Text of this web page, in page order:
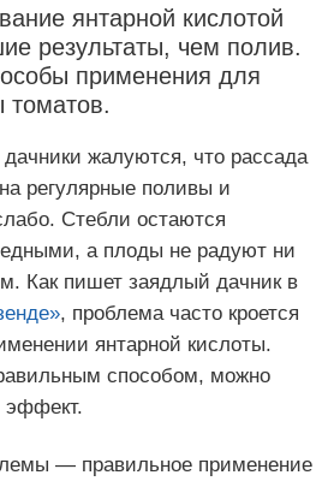
янтарной кислотой
результаты, чем полив.
применения для
томатов.
жалуются, что рассада
регулярные поливы и
Стебли остаются
а плоды не радуют ни
Как пишет заядлый дачник в
, проблема часто кроется
янтарной кислоты.
способом, можно
эффект.
— правильное применение